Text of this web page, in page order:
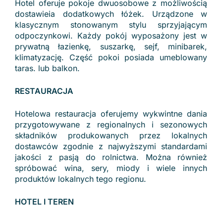
Hotel oferuje pokoje dwuosobowe z możliwością
dostawieia dodatkowych łóżek. Urządzone w
klasycznym stonowanym stylu sprzyjającym
odpoczynkowi. Każdy pokój wyposażony jest w
prywatną łazienkę, suszarkę, sejf, minibarek,
klimatyzację. Część pokoi posiada umeblowany
taras. lub balkon.
RESTAURACJA
Hotelowa restauracja oferujemy wykwintne dania
przygotowywane z regionalnych i sezonowych
składników produkowanych przez lokalnych
dostawców zgodnie z najwyższymi standardami
jakości z pasją do rolnictwa. Można również
spróbować wina, sery, miody i wiele innych
produktów lokalnych tego regionu.
HOTEL I TEREN